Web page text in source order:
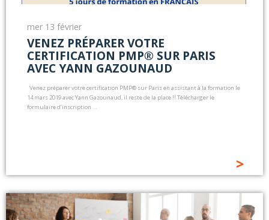
mer 13 février
VENEZ PRÉPARER VOTRE
CERTIFICATION PMP® SUR PARIS
AVEC YANN GAZOUNAUD
Venez préparer votre certification PMP® sur Paris en assistant à la formation le
14 mars 2019 avec Yann Gazounaud, il reste de la place !! Télécharger le
formulaire d’inscription …
>